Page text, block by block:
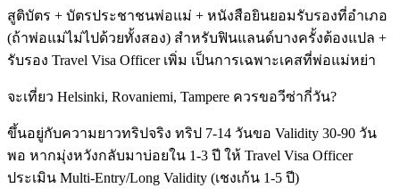
สูติบัตร + บัตรประชาชนพ่อแม่ + หนังสือยินยอมรับรองที่อำเภอ
(ถ้าพ่อแม่ไม่ไปด้วยทั้งสอง) สำหรับฟินแลนด์บางครั้งต้องแปล +
รับรอง Travel Visa Officer เพิ่ม เป็นการเฉพาะเคสที่พ่อแม่หย่า
จะเที่ยว Helsinki, Rovaniemi, Tampere ควรขอวีซ่ากี่วัน?
ขึ้นอยู่กับความยาวทริปจริง ทริป 7-14 วันขอ Validity 30-90 วัน
พอ หากมุ่งหวังกลับมาบ่อยใน 1-3 ปี ให้ Travel Visa Officer
ประเมิน Multi-Entry/Long Validity (เชงเก้น 1-5 ปี)